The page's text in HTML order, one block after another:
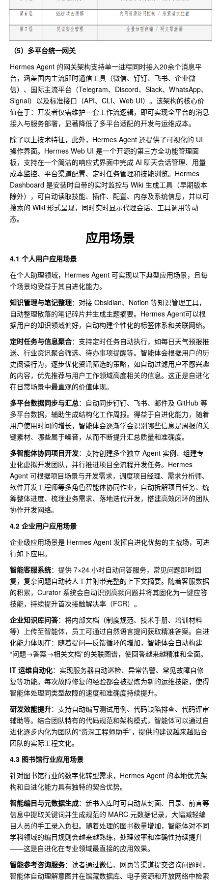
（5）多平台统一网关
Hermes Agent 的网关架构支持单一进程同时接入20余个消息平
台，涵盖国内主流即时通信工具（微信、钉钉、飞书、企业微
信）、国际主流平台（Telegram、Discord、Slack、WhatsApp、
Signal）以及标准接口（API、CLI、Web UI）。该架构的核心价
值在于：开发者仅需维护一套工作流逻辑，即可实现全平台的消息
接入与服务部署，显著降低了多平台适配的开发与运维成本。
除了以上技术特征，此外，Hermes Agent 还提供了可视化的 UI
操作界面。Hermes Web UI 是一个开源的第三方全功能管理面
板，支持在一个简洁的响应式界面中完成 AI 聊天会话管理、用量
成本监控、平台渠道配置、定时任务管理和技能浏览。Hermes
Dashboard 是安装时自带的实时监控与 Wiki 生成工具（早期版本
除外），可自动读取技能、插件、配置、内存及系统信息，并以可
搜索的 Wiki 形式呈现，同时实时显示代理会话、工具调用等动
态。
应用场景
4.1 个人用户应用场景
在个人助理领域，Hermes Agent 可实现以下典型应用场景，且每
个场景均受益于其自进化能力。
知识管理与笔记整理：对接 Obsidian、Notion 等知识管理工具，
自动整理散落的笔记碎片并生成主题摘要。Hermes Agent可以根
据用户的知识领域偏好，自动构建个性化的标签体系和关联网络。
定时任务与信息聚合：支持定时任务自动执行，如每日天气预报推
送、行业资讯聚合筛选、待办事项提醒等。智能体会根据用户的历
史阅读行为，逐步优化资讯筛选的策略，如自动过滤用户不感兴趣
的内容，优先推荐与用户工作领域高度相关的信息。这正是自进化
在日常场景中最直观的价值体现。
多平台数据同步与汇总：自动同步钉钉、飞书、邮件及 GitHub 等
多平台数据，辅助生成结构化工作周报。得益于自进化能力，随着
用户使用时间的增长，智能体会逐渐学会识别哪些信息是周报的关
键素材、哪些属于噪音，从而不断提升汇总质量和准确度。
多智能体协同项目开发：支持创建多个独立 Agent 实例、组建专
业化虚拟开发团队，并行推进项目全流程开发任务。Hermes
Agent 可根据项目场景与开发需求，调度项目经理、需求分析师、
软件开发工程师等多角色智能体协同作业，自动拆解项目任务、统
筹整体进度、梳理业务需求、落地迭代开发，搭建高效闭环的团队
协作开发网络。
4.2 企业用户应用场景
企业级应用场景是 Hermes Agent 发挥自进化优势的主战场，可进
行如下应用。
智能客服系统：提供 7×24 小时自动问答服务，常见问题即时回
复，复杂问题自动转人工并附带完整的上下文摘要。随着客服数据
的积累，Curator 系统会自动识别高频问题并将其固化为一键应答
技能，持续提升首次接触解决率（FCR）。
企业知识库问答：将内部文档（制度规范、技术手册、培训材料
等）上传至智能体，员工可通过自然语言提问获取精准答案。自进
化能力体现在：随着提问—反馈循环的增加，智能体会自动构建
“问题→答案→相关文档”的关联图谱，使回答越来越精准和全面。
IT 运维自动化：实现服务器自动巡检、异常告警、常见故障自修
复等功能。每次故障修复的经验都会被提炼为新的运维技能，使得
智能体处理同类型故障的速度和准确度持续提升。
研发效能提升：支持自动编写测试用例、代码缺陷排查、代码评审
辅助等。结合团队特有的代码规范和架构模式，智能体可以通过自
进化逐步内化为团队的“资深工程师助手”，提供的建议越来越贴合
团队的实际工程文化。
4.3 图书馆行业应用场景
针对图书馆行业的数字化转型需求，Hermes Agent 的本地优先架
构和自进化能力具有独特的契合优势。
智能编目与元数据生成：新书入库时可自动从封面、目录、前言等
信息中提取关键词并生成规范的 MARC 元数据记录，大幅减轻编
目人员的手工录入负担。随着处理的图书数量增加，智能体对不同
学科领域的编目规则会越来越熟练，处理效率和准确性持续提升
——这是自进化在专业领域最直接的应用效果。
智能参考咨询服务：读者通过微信、网页等渠道提交咨询问题时，
智能体自动理解意图并在馆藏数据库、电子资源和开放网络中检索